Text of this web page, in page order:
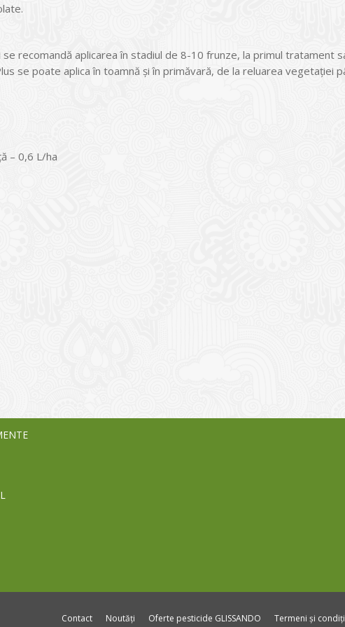
se recomandă aplicarea în stadiul de 8-10 frunze, la primul tratament
se poate aplica în toamnă şi în primăvară, de la reluarea vegetaţiei
– 0,6 L/ha
Contact Noutăți Oferte pesticide GLISSANDO Termeni și